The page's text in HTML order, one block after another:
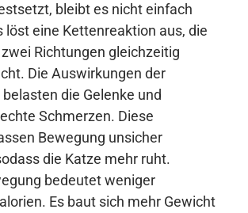
bleibt es nicht einfach
löst eine Kettenreaktion aus, die
Richtungen gleichzeitig
Die Auswirkungen der
die Gelenke und
Schmerzen. Diese
Bewegung unsicher
die Katze mehr ruht.
bedeutet weniger
Es baut sich mehr Gewicht